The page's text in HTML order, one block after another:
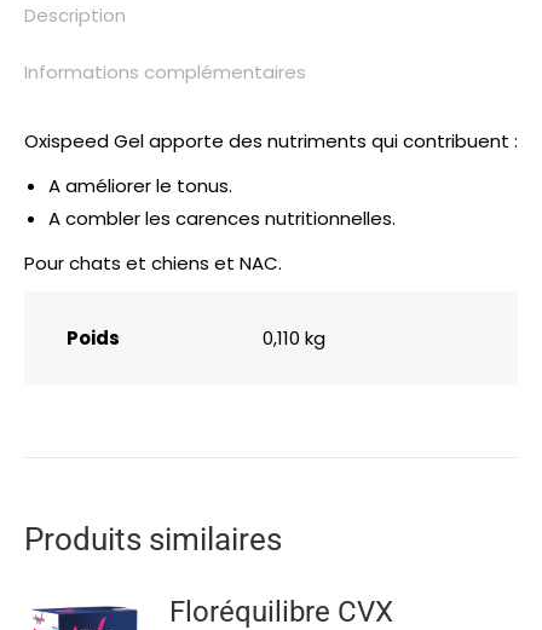
Description
Informations complémentaires
Oxispeed Gel apporte des nutriments qui contribuent :
A améliorer le tonus.
A combler les carences nutritionnelles.
Pour chats et chiens et NAC.
Poids 0,110 kg
Produits similaires
Floréquilibre CVX